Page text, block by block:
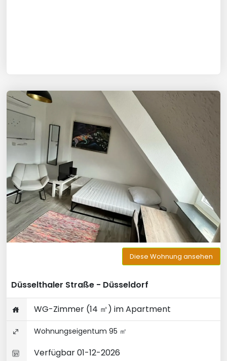
Diese Wohnung ansehen
Düsselthaler Straße - Düsseldorf
WG-Zimmer (14 ㎡) im Apartment
Wohnungseigentum 95 ㎡
Verfügbar 01-12-2026